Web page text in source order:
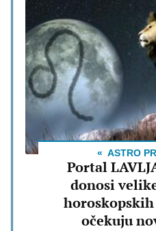
ASTRO
Portal
donosi
očekuju